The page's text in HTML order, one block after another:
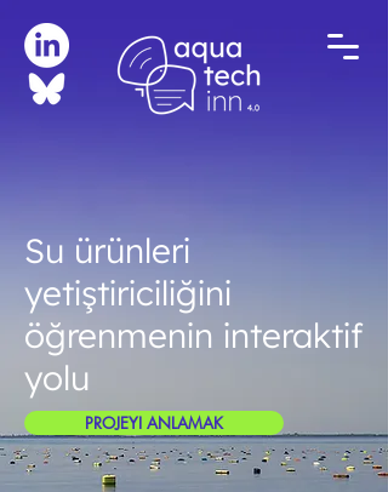
Su ürünleri
yetiştiriciliğini
öğrenmenin interaktif
yolu
PROJEYI ANLAMAK